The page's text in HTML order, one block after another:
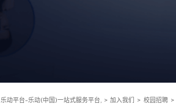
乐动平台-乐动(中国)一站式服务平台, > 加入我们 > 校园招聘 >